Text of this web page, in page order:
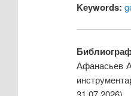
Keywords:
Афанасьев